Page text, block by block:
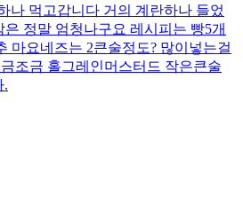
나 먹고갑니다 거의 계란하나 들었
정말 엄청나구요 레시피는 빵5개
마요네즈는 2큰술정도? 많이넣는걸
조금 홀그레인머스터드 작은큰술
.